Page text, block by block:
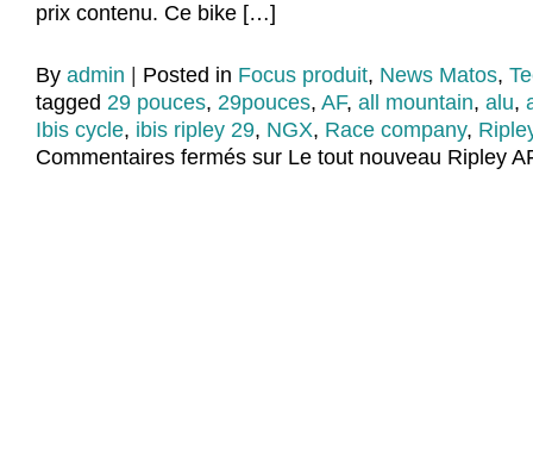
prix contenu. Ce bike […]
By admin Posted in Focus produit, News Matos,
tagged 29 pouces, 29pouces, AF, all mountain, alu,
Ibis cycle, ibis ripley 29, NGX, Race company,
Commentaires fermés sur Le tout nouveau Ripley